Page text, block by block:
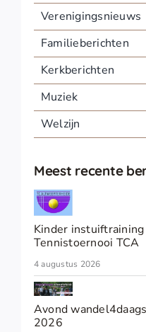
Verenigingsnieuws
Familieberichten
Kerkberichten
Muziek
Welzijn
Meest recente
Kinder
Tennistoernooi TCA
4 augustus 2026
Avond
2026